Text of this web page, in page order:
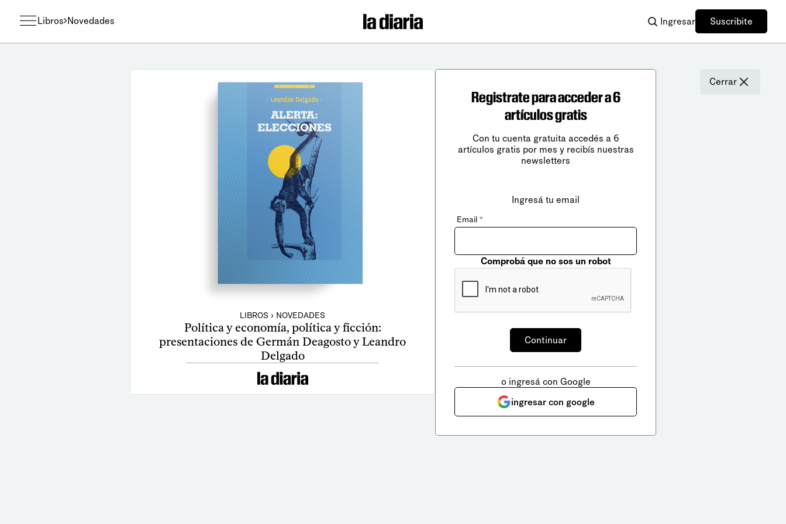
Libros Novedades Ingresar Suscribite
LIBROS › NOVEDADES
Política y economía, política y ficción:
presentaciones de Germán Deagosto y Leandro
Delgado
Cerrar
Registrate para acceder a 6
artículos gratis
Con tu cuenta gratuita accedés a 6
artículos gratis por mes y recibís nuestras
newsletters
Ingresá tu email
Email *
Comprobá que no sos un robot
o ingresá con Google
ingresar con google